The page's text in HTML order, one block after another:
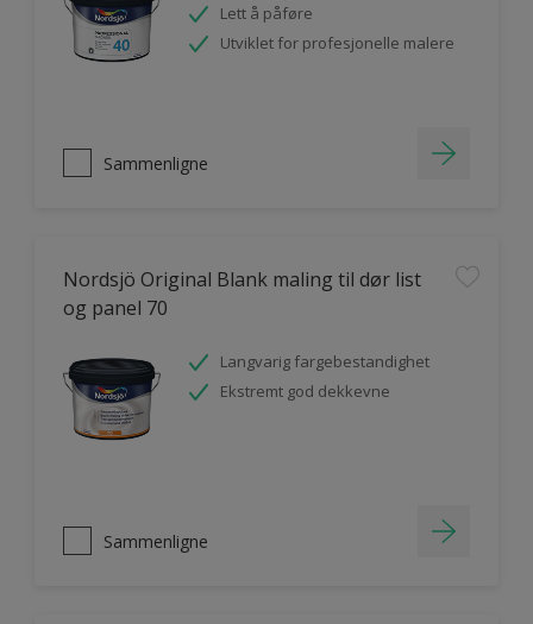
Lett å påføre
Utviklet for profesjonelle malere
Sammenligne
Nordsjö Original Blank maling til dør list
og panel 70
Langvarig fargebestandighet
Ekstremt god dekkevne
Sammenligne